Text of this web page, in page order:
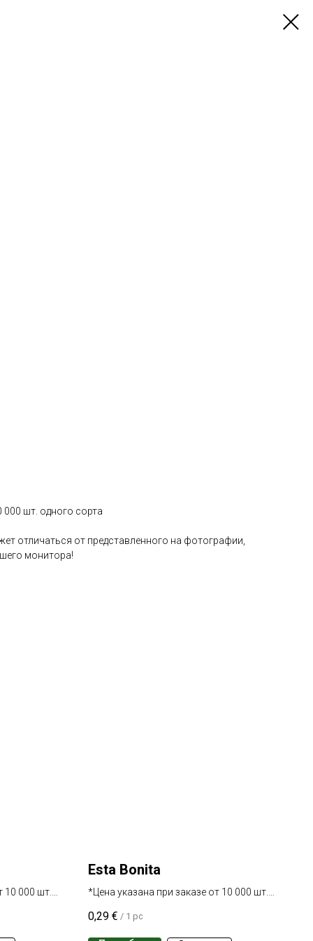
000 шт. одного сорта
отличаться от представленного на фотографии,
монитора!
10 000 шт.
Esta Bonita
*Цена указана при заказе от 10 000 шт.
0,29 € / 1 pc